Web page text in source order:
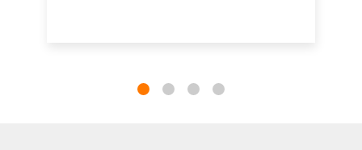
complejo que implica una planificación meticulosa
y el uso de herramientas adecuadas para